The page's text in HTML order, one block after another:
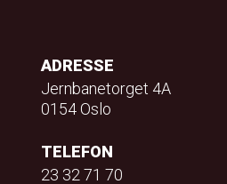
ADRESSE
Jernbanetorget 4A
0154 Oslo
TELEFON
23 32 71 70